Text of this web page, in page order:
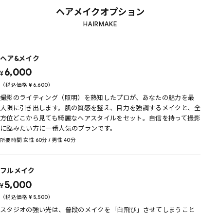
ヘアメイクオプション
HAIRMAKE
ヘア&メイク
¥6,000
（税込価格¥6,600）
撮影のライティング（照明）を熟知したプロが、あなたの魅力を最
大限に引き出します。肌の質感を整え、目力を強調するメイクと、全
方位どこから見ても綺麗なヘアスタイルをセット。自信を持って撮影
に臨みたい方に一番人気のプランです。
所要時間 女性 60分 / 男性 40分
フルメイク
¥5,000
（税込価格¥ 5,500）
スタジオの強い光は、普段のメイクを「白飛び」させてしまうこと